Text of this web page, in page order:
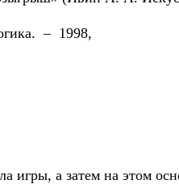
– 1998,
игры, а затем на этом